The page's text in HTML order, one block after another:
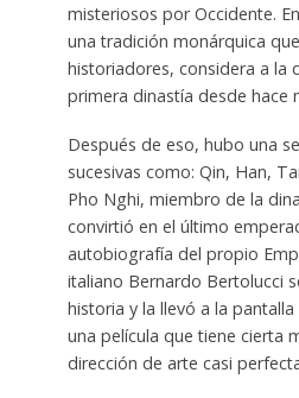
misteriosos por Occidente.
una tradición monárquica
historiadores, considera a la
primera dinastía desde hace
Después de eso, hubo una
sucesivas como: Qin, Han,
Pho Nghi, miembro de la
convirtió en el último
autobiografía del propio
italiano Bernardo Bertolucci
historia y la llevó a la
una película que tiene cierta
dirección de arte casi